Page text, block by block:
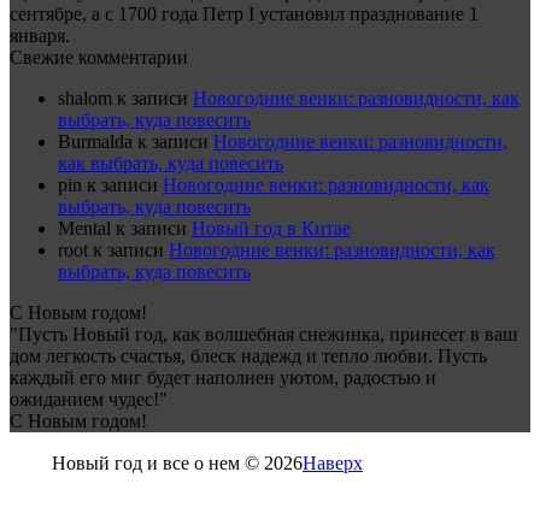
сентябре, а с 1700 года Петр I установил празднование 1
января.
Свежие комментарии
shalom к записи Новогодние венки: разновидности, как
выбрать, куда повесить
Burmalda к записи Новогодние венки: разновидности,
как выбрать, куда повесить
pin к записи Новогодние венки: разновидности, как
выбрать, куда повесить
Mental к записи Новый год в Китае
root к записи Новогодние венки: разновидности, как
выбрать, куда повесить
С Новым годом!
"Пусть Новый год, как волшебная снежинка, принесет в ваш
дом легкость счастья, блеск надежд и тепло любви. Пусть
каждый его миг будет наполнен уютом, радостью и
ожиданием чудес!"
С Новым годом!
Новый год и все о нем © 2026Наверх